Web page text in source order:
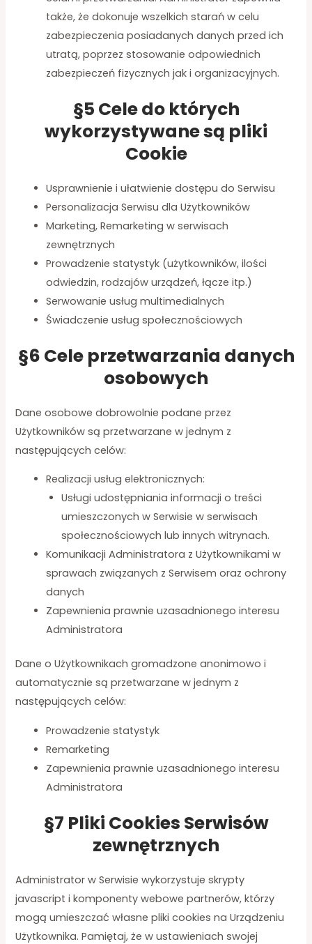
także, że dokonuje wszelkich starań w celu
zabezpieczenia posiadanych danych przed ich
utratą, poprzez stosowanie odpowiednich
zabezpieczeń fizycznych jak i organizacyjnych.
§5 Cele do których
wykorzystywane są pliki
Cookie
Usprawnienie i ułatwienie dostępu do Serwisu
Personalizacja Serwisu dla Użytkowników
Marketing, Remarketing w serwisach
zewnętrznych
Prowadzenie statystyk (użytkowników, ilości
odwiedzin, rodzajów urządzeń, łącze itp.)
Serwowanie usług multimedialnych
Świadczenie usług społecznościowych
§6 Cele przetwarzania danych
osobowych
Dane osobowe dobrowolnie podane przez
Użytkowników są przetwarzane w jednym z
następujących celów:
Realizacji usług elektronicznych:
Usługi udostępniania informacji o treści
umieszczonych w Serwisie w serwisach
społecznościowych lub innych witrynach.
Komunikacji Administratora z Użytkownikami w
sprawach związanych z Serwisem oraz ochrony
danych
Zapewnienia prawnie uzasadnionego interesu
Administratora
Dane o Użytkownikach gromadzone anonimowo i
automatycznie są przetwarzane w jednym z
następujących celów:
Prowadzenie statystyk
Remarketing
Zapewnienia prawnie uzasadnionego interesu
Administratora
§7 Pliki Cookies Serwisów
zewnętrznych
Administrator w Serwisie wykorzystuje skrypty
javascript i komponenty webowe partnerów, którzy
mogą umieszczać własne pliki cookies na Urządzeniu
Użytkownika. Pamiętaj, że w ustawieniach swojej